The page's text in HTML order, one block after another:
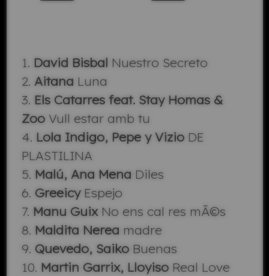
1. David Bisbal Nuestro Secreto
2. Aitana Luna
3. Els Catarres feat. Stay Homas &
ZooVull estar amb tu
4. Lola Indigo, Pepe y VizioDE
PLASTILINA
5. Malú, Ana Mena Diles
6. GreeicyEspejo
7. Manu GuixNo ens cal res mÃ©s
8. Maldita Nerea madre
9. Quevedo, SaikoBuenas
10. Martin Garrix, LloyisoReal Love